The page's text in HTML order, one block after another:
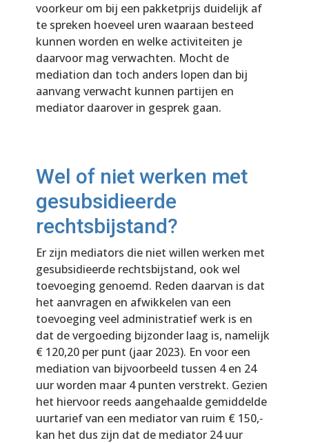
voorkeur om bij een pakketprijs duidelijk af
te spreken hoeveel uren waaraan besteed
kunnen worden en welke activiteiten je
daarvoor mag verwachten. Mocht de
mediation dan toch anders lopen dan bij
aanvang verwacht kunnen partijen en
mediator daarover in gesprek gaan.
Wel of niet werken met
gesubsidieerde
rechtsbijstand?
Er zijn mediators die niet willen werken met
gesubsidieerde rechtsbijstand, ook wel
toevoeging genoemd. Reden daarvan is dat
het aanvragen en afwikkelen van een
toevoeging veel administratief werk is en
dat de vergoeding bijzonder laag is, namelijk
€ 120,20 per punt (jaar 2023). En voor een
mediation van bijvoorbeeld tussen 4 en 24
uur worden maar 4 punten verstrekt. Gezien
het hiervoor reeds aangehaalde gemiddelde
uurtarief van een mediator van ruim € 150,‐
kan het dus zijn dat de mediator 24 uur